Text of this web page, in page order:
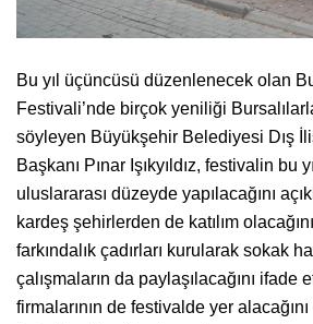
Bu yıl üçüncüsü düzenlenecek olan
Festivali’nde birçok yeniliği
söyleyen Büyükşehir Belediyesi Dış
Başkanı Pınar Işıkyıldız, festivalin bu
uluslararası düzeyde yapılacağını
kardeş şehirlerden de katılım
farkındalık çadırları kurularak sokak
çalışmaların da paylaşılacağını ifade
firmalarının de festivalde yer